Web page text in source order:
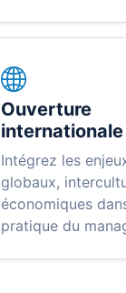
Ouverture
internationale
Intégrez les
globaux,
économiques
pratique du